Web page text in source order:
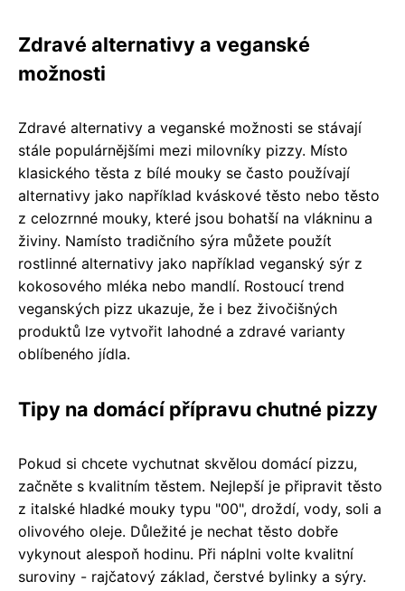
Zdravé alternativy a veganské
možnosti
Zdravé alternativy a veganské možnosti se stávají
stále populárnějšími mezi milovníky pizzy. Místo
klasického těsta z bílé mouky se často používají
alternativy jako například kváskové těsto nebo těsto
z celozrnné mouky, které jsou bohatší na vlákninu a
živiny. Namísto tradičního sýra můžete použít
rostlinné alternativy jako například veganský sýr z
kokosového mléka nebo mandlí. Rostoucí trend
veganských pizz ukazuje, že i bez živočišných
produktů lze vytvořit lahodné a zdravé varianty
oblíbeného jídla.
Tipy na domácí přípravu chutné pizzy
Pokud si chcete vychutnat skvělou domácí pizzu,
začněte s kvalitním těstem. Nejlepší je připravit těsto
z italské hladké mouky typu "00", droždí, vody, soli a
olivového oleje. Důležité je nechat těsto dobře
vykynout alespoň hodinu. Při náplni volte kvalitní
suroviny - rajčatový základ, čerstvé bylinky a sýry.